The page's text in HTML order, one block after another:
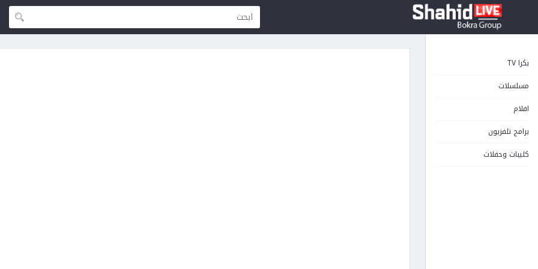
بكرا TV
مسلسلات
افلام
برامج تلفزيون
كليبات وحفلات